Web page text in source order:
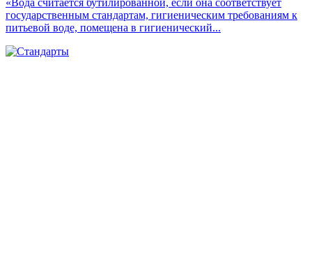
государственным стандартам, гигиеническим требованиям к
питьевой воде, помещена в гигиенический...